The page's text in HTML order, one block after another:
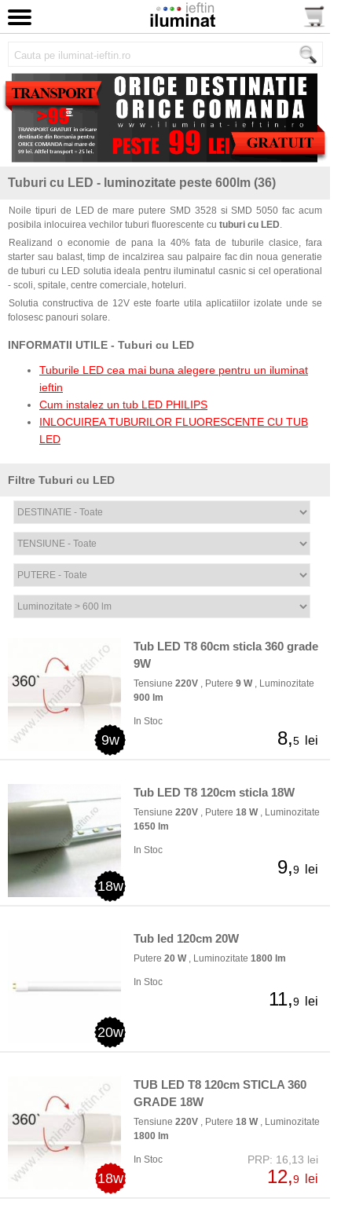
Tuburi cu LED - luminozitate peste 600lm (36)
Noile tipuri de LED de mare putere SMD 3528 si SMD 5050 fac acum
posibila inlocuirea vechilor tuburi fluorescente cu tuburi cu LED.
Realizand o economie de pana la 40% fata de tuburile clasice, fara
starter sau balast, timp de incalzirea sau palpaire fac din noua generatie
de tuburi cu LED solutia ideala pentru iluminatul casnic si cel operational
- scoli, spitale, centre comerciale, hoteluri.
Solutia constructiva de 12V este foarte utila aplicatiilor izolate unde se
folosesc panouri solare.
INFORMATII UTILE - Tuburi cu LED
Tuburile LED cea mai buna alegere pentru un iluminat
ieftin
Cum instalez un tub LED PHILIPS
INLOCUIREA TUBURILOR FLUORESCENTE CU TUB
LED
Filtre Tuburi cu LED
9w
Tub LED T8 60cm sticla 360 grade
9W
Tensiune 220V , Putere 9 W, Luminozitate
900 lm
In Stoc
8,5 lei
18w
Tub LED T8 120cm sticla 18W
Tensiune 220V , Putere 18 W, Luminozitate
1650 lm
In Stoc
9,9 lei
20w
Tub led 120cm 20W
Putere 20 W, Luminozitate 1800 lm
In Stoc
11,9 lei
18w
TUB LED T8 120cm STICLA 360
GRADE 18W
Tensiune 220V , Putere 18 W, Luminozitate
1800 lm
In Stoc PRP: 16,13 lei
12,9 lei